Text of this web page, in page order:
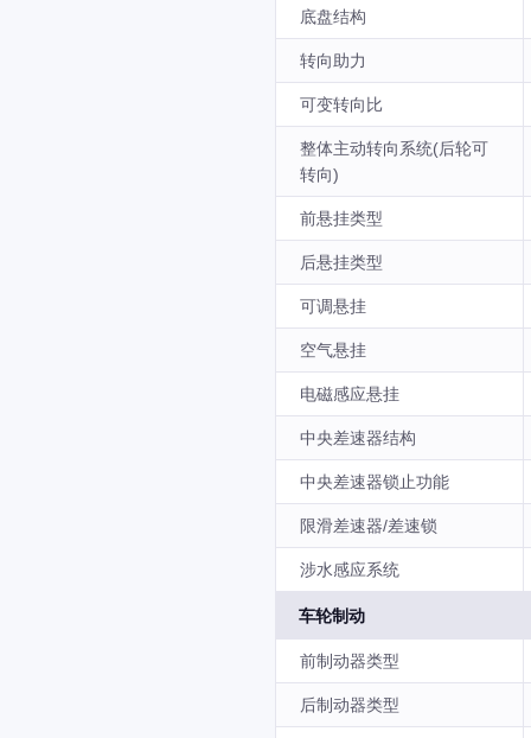
底盘结构
转向助力
可变转向比
整体主动转向系统(后轮可
转向)
前悬挂类型
后悬挂类型
可调悬挂
空气悬挂
电磁感应悬挂
中央差速器结构
中央差速器锁止功能
限滑差速器/差速锁
涉水感应系统
车轮制动
前制动器类型
后制动器类型